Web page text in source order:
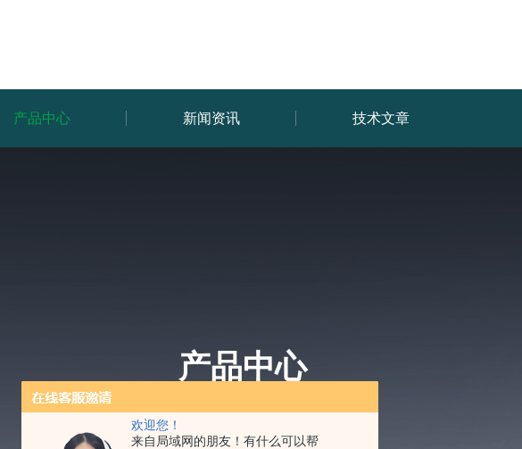
欢迎您！
来自局域网的朋友！有什么可以帮
产品中心 新闻资讯 技术文章
产品中心
PRODUCTS CENTER